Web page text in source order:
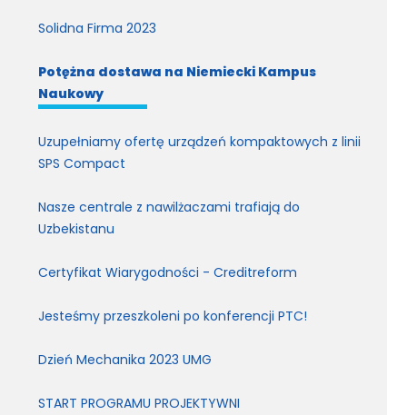
Solidna Firma 2023
Potężna dostawa na Niemiecki Kampus
Naukowy
Uzupełniamy ofertę urządzeń kompaktowych z linii
SPS Compact
Nasze centrale z nawilżaczami trafiają do
Uzbekistanu
Certyfikat Wiarygodności - Creditreform
Jesteśmy przeszkoleni po konferencji PTC!
Dzień Mechanika 2023 UMG
START PROGRAMU PROJEKTYWNI